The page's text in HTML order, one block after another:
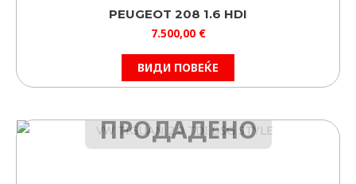
PEUGEOT 208 1.6 HDI
7.500,00 €
ВИДИ ПОВЕЌЕ
ПРОДАДЕНО